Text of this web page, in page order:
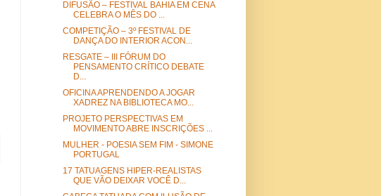
DIFUSÃO – FESTIVAL BAHIA EM CENA
CELEBRA O MÊS DO ...
COMPETIÇÃO – 3º FESTIVAL DE
DANÇA DO INTERIOR ACON...
RESGATE – III FÓRUM DO
PENSAMENTO CRÍTICO DEBATE
D...
OFICINA APRENDENDO A JOGAR
XADREZ NA BIBLIOTECA MO...
PROJETO PERSPECTIVAS EM
MOVIMENTO ABRE INSCRIÇÕES ...
MULHER - POESIA SEM FIM - SIMONE
PORTUGAL
17 TATUAGENS HIPER-REALISTAS
QUE VÃO DEIXAR VOCÊ D...